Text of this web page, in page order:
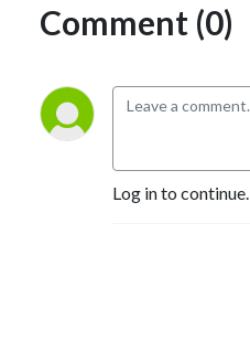
Comment (0)
Log in to continue.